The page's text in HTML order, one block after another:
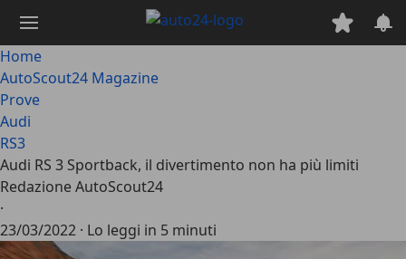
contenuto
principale
Home
AutoScout24 Magazine
Prove
Audi
RS3
Audi RS 3 Sportback, il divertimento non ha più limiti
Redazione AutoScout24
·
23/03/2022 · Lo leggi in 5 minuti